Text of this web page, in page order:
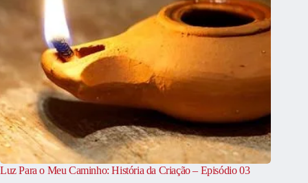
Luz Para o Meu Caminho: História da Criação – Episódio 03